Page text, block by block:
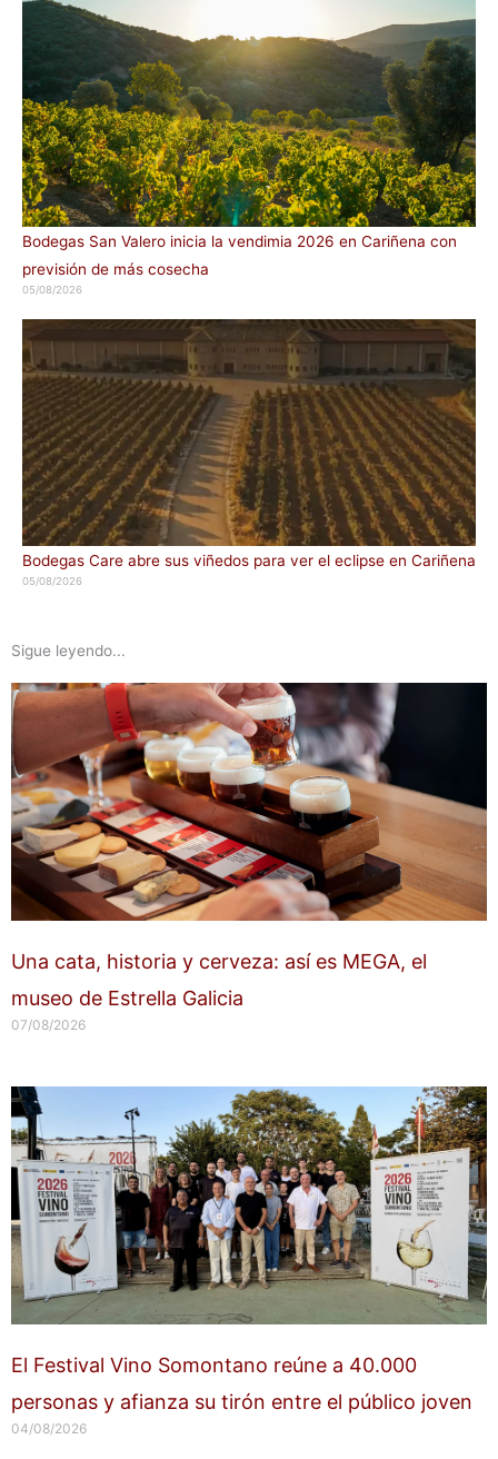
Bodegas San Valero inicia la vendimia 2026 en Cariñena con
previsión de más cosecha
05/08/2026
Bodegas Care abre sus viñedos para ver el eclipse en Cariñena
05/08/2026
Sigue leyendo...
Una cata, historia y cerveza: así es MEGA, el
museo de Estrella Galicia
07/08/2026
El Festival Vino Somontano reúne a 40.000
personas y afianza su tirón entre el público joven
04/08/2026